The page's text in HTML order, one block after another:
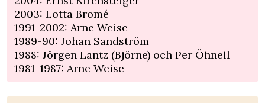
2003: Lotta Bromé
1991-2002: Arne Weise
1989-90: Johan Sandström
1988: Jörgen Lantz (Björne) och Per Öhnell
1981-1987: Arne Weise